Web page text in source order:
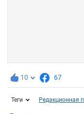
10 67
Теги Редакционная